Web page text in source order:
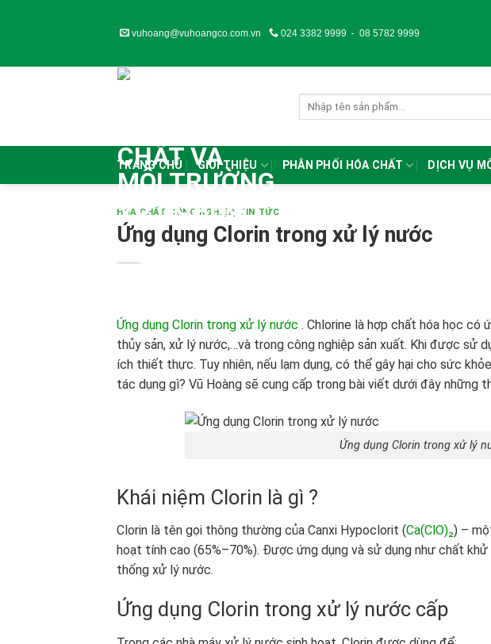
vuhoang@vuhoangco.com.vn 024 3382 9999 - 08 5782 9999
TRANG CHỦ GIỚI THIỆU PHÂN PHỐI HÓA CHẤT DỊCH VỤ
HÓA CHẤT CÔNG NGHIỆP, TIN TỨC
Ứng dụng Clorin trong xử lý nước
Ứng dụng Clorin trong xử lý nước . Chlorine là hợp chất hóa học có
thủy sản, xử lý nước,…và trong công nghiệp sản xuất. Khi được sử
ích thiết thực. Tuy nhiên, nếu lạm dụng, có thể gây hại cho sức
tác dụng gì? Vũ Hoàng sẽ cung cấp trong bài viết dưới đây những
Ứng dụng Clorin trong xử lý
Khái niệm Clorin là gì ?
Clorin là tên gọi thông thường của Canxi Hypoclorit (Ca(ClO)₂) –
hoạt tính cao (65%–70%). Được ứng dụng và sử dụng như chất
thống xử lý nước.
Ứng dụng Clorin trong xử lý nước cấp